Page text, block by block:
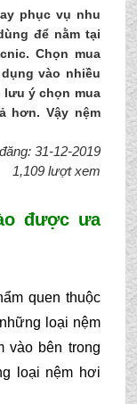
phục vụ nhu
để nằm tại
Chọn mua
vào nhiều
lưu ý chọn mua
hơn. Vậy nệm
31-12-2019
1,109 lượt xem
được ưa
quen thuộc
loại nệm
vào bên trong
loại nệm hơi